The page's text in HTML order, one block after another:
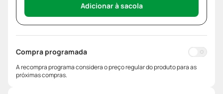
Adicionar à sacola
Compra programada
A recompra programa considera o preço regular do produto para as
próximas compras.